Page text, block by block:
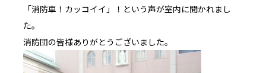
「消防車！カッコイイ」！という声が室内に聞かれまし
た。
消防団の皆様ありがとうございました。